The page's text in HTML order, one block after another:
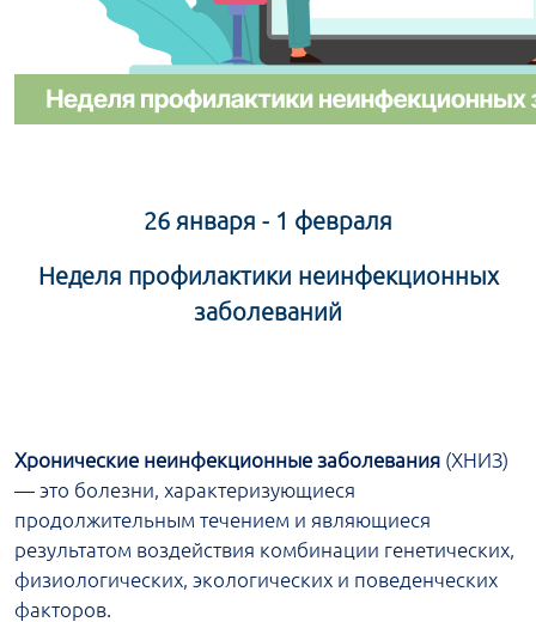
26 января - 1 февраля
Неделя профилактики неинфекционных
заболеваний
Хронические неинфекционные заболевания (ХНИЗ)
— это болезни, характеризующиеся
продолжительным течением и являющиеся
результатом воздействия комбинации генетических,
физиологических, экологических и поведенческих
факторов.